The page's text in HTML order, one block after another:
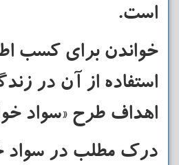
است.
خواندن برای کسب
استفاده از آن در
اهداف طرح «سواد
درک مطلب در سواد